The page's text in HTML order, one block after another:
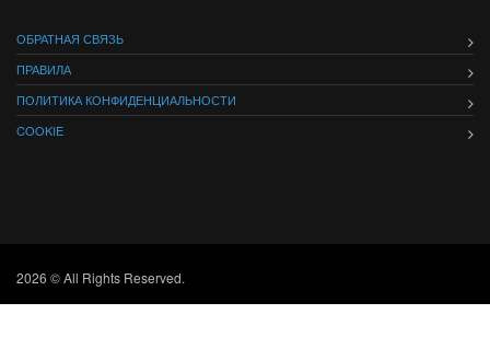
ОБРАТНАЯ СВЯЗЬ
ПРАВИЛА
ПОЛИТИКА КОНФИДЕНЦИАЛЬНОСТИ
COOKIE
2026 © All Rights Reserved.